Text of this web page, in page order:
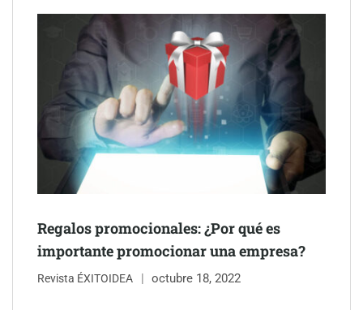
Eulalia Roig lanza ‘The Journal’, una revista digital mensual de
entrevistas y fotografía editorial
Regalos promocionales: ¿Por qué es
importante promocionar una empresa?
Revista ÉXITOIDEA octubre 18, 2022